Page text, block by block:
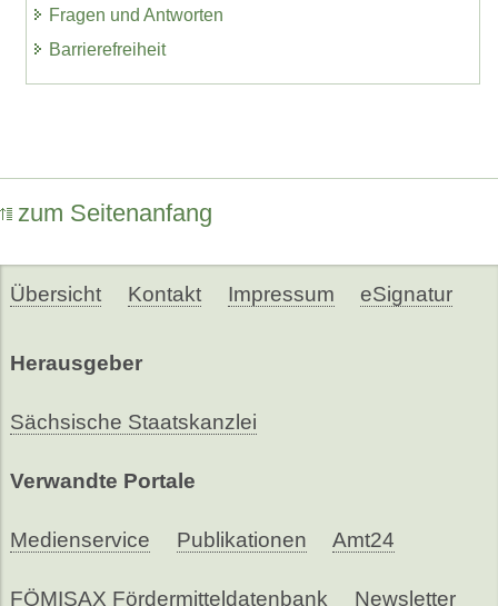
Fragen und Antworten
Barrierefreiheit
zum Seitenanfang
Übersicht Kontakt Impressum eSignatur
Herausgeber
Sächsische Staatskanzlei
Verwandte Portale
Medienservice Publikationen Amt24
FÖMISAX Fördermitteldatenbank Newsletter